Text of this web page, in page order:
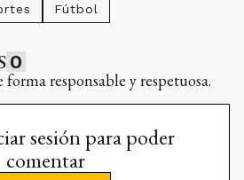
Fútbol
0
responsable y respetuosa.
sesión para poder
comentar